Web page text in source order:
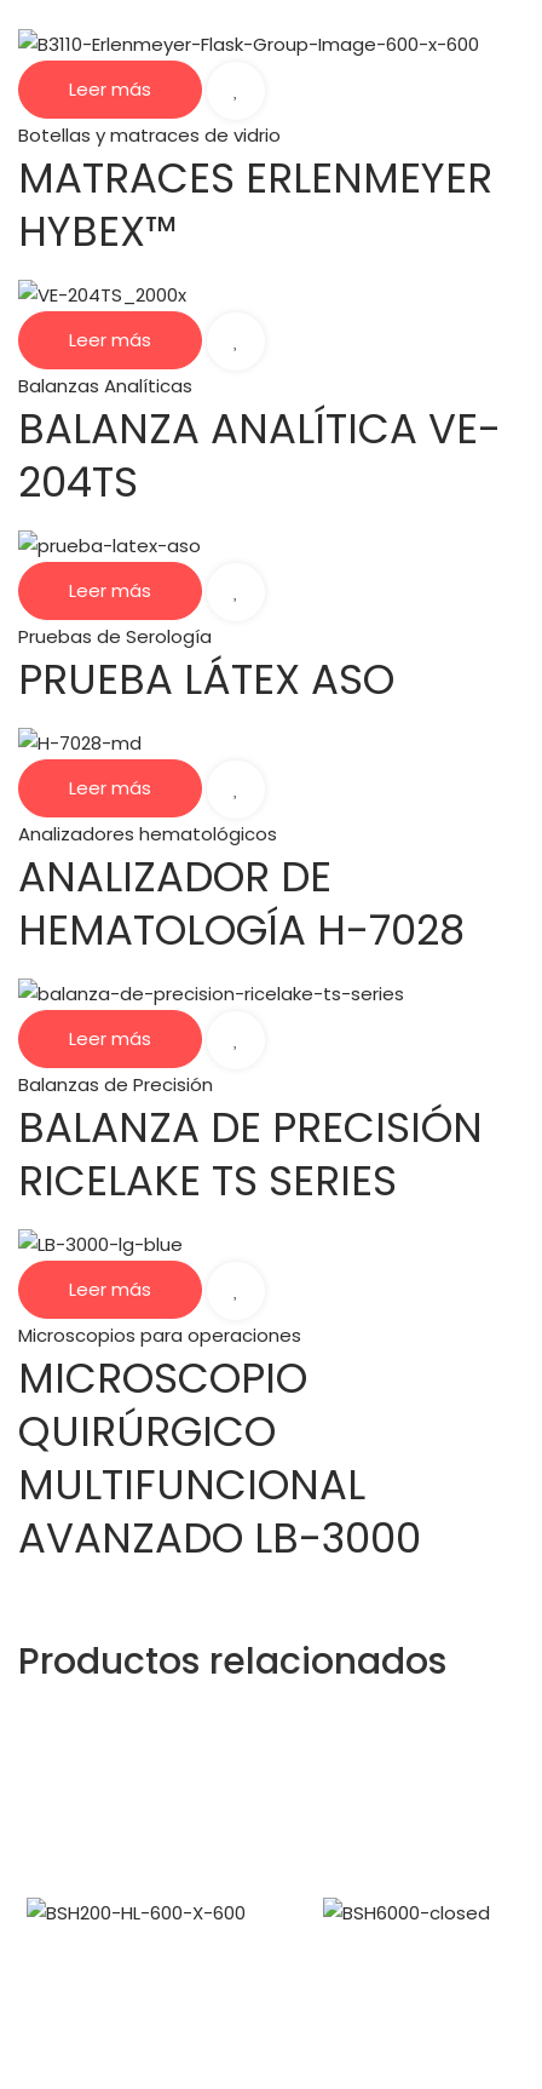
Leer más
Botellas y matraces de vidrio
MATRACES ERLENMEYER
HYBEX™
Leer más
Balanzas Analíticas
BALANZA ANALÍTICA VE-
204TS
Leer más
Pruebas de Serología
PRUEBA LÁTEX ASO
Leer más
Analizadores hematológicos
ANALIZADOR DE
HEMATOLOGÍA H-7028
Leer más
Balanzas de Precisión
BALANZA DE PRECISIÓN
RICELAKE TS SERIES
Leer más
Microscopios para operaciones
MICROSCOPIO
QUIRÚRGICO
MULTIFUNCIONAL
AVANZADO LB-3000
Productos relacionados